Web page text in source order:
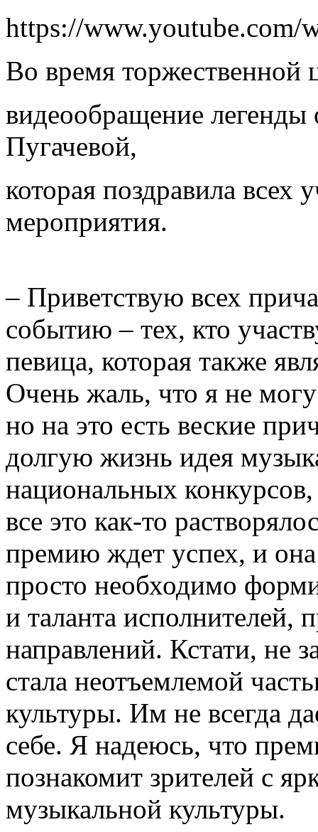
https://www.youtube.com/
Во время торжественной
видеообращение легенды
Пугачевой,
которая поздравила всех
мероприятия.
– Приветствую всех
событию – тех, кто
певица, которая также
Очень жаль, что я не
но на это есть веские
долгую жизнь идея
национальных
все это как-то
премию ждет успех, и
просто необходимо
и таланта
направлений. Кстати, не
стала неотъемлемой
культуры. Им не всегда
себе. Я надеюсь, что
познакомит зрителей с
музыкальной культуры.